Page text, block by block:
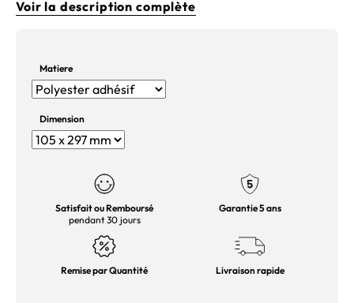
Voir la description complète
Matiere
Dimension
Satisfait ou Remboursé
pendant 30 jours
Garantie 5 ans
Remise par Quantité Livraison rapide